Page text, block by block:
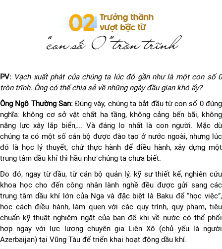
PV: Vạch xuất phát của chúng ta lúc đó gần như là một con số 0
tròn trĩnh. Ông có thể chia sẻ về những ngày đầu gian khó ấy?
Ông Ngô Thường San:Đúng vậy, chúng ta bắt đầu từ con số 0 đúng
nghĩa: không cơ sở vật chất hạ tầng, không cảng bến bãi, không
năng lực xây lắp biển,... Và đáng lo nhất là con người. Mặc dù
chúng ta có một số cán bộ được đào tạo ở nước ngoài, nhưng lúc
đó là học lý thuyết, chứ thực hành để điều hành, xây dựng một
trung tâm dầu khí thì hầu như chúng ta chưa biết.
Do đó, ngay từ đầu, từ cán bộ quản lý, kỹ sư thiết kế, nghiên cứu
khoa học cho đến công nhân lành nghề đều được gửi sang các
trung tâm dầu khí lớn của Nga và đặc biệt là Baku để “học việc”,
học cách điều hành, làm quen với các quy trình, quy phạm, tiêu
chuẩn kỹ thuật nghiêm ngặt của bạn để khi về nước có thể phối
hợp ngay với lực lượng chuyên gia Liên Xô (chủ yếu là người
Azerbaijan) tại Vũng Tàu để triển khai hoạt động dầu khí.